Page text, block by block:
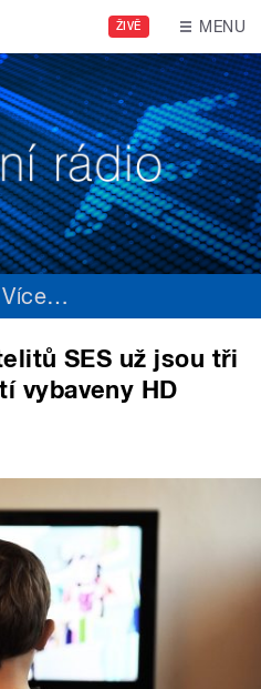
ŽIVĚ MENU
Více…
SES už jsou tři
vybaveny HD